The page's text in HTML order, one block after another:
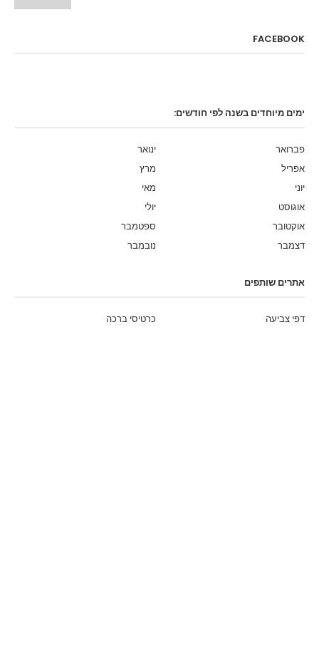
FACEBOOK
ימים מיוחדים בשנה לפי חודשים:
ינואר
פברואר
מרץ
אפריל
מאי
יוני
יולי
אוגוסט
ספטמבר
אוקטובר
נובמבר
דצמבר
אתרים שותפים
כרטיסי ברכה דפי צביעה